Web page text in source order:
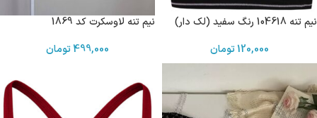
نیم تنه 104618 رنگ سفید (لک دار)
120,000تومان
نیم تنه لاوسکرت کد 1869
499,000تومان